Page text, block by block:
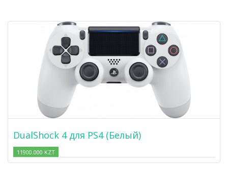
DualShock 4 для PS4 (Белый)
11900.000 KZT